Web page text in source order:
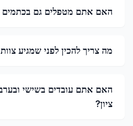
האם אתם מטפלים גם בכתמים
מה צריך להכין לפני שמגיע צוות
האם אתם עובדים בשישי
ציון?